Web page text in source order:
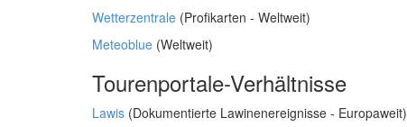
Wetterzentrale (Profikarten - Weltweit)
Meteoblue (Weltweit)
Tourenportale-Verhältnisse
Lawis (Dokumentierte Lawinenereignisse - Europaweit)